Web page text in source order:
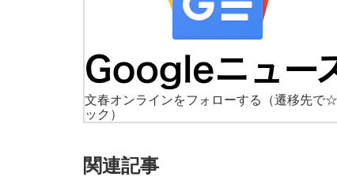
文春オンラインをフォローする
（遷移先で
ック）
関連記事